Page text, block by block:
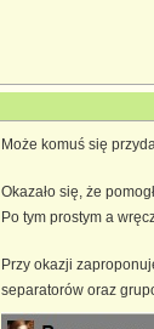
Może komuś się
Okazało się, że
Po tym prostym a
Przy okazji
separatorów oraz